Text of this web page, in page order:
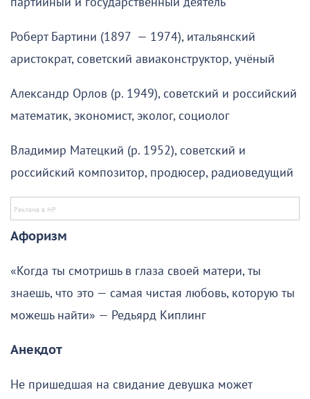
Роберт Бартини (1897 — 1974), итальянский
аристократ, советский авиаконструктор, учёный
Александр Орлов (р. 1949), советский и российский
математик, экономист, эколог, социолог
Владимир Матецкий (р. 1952), советский и
российский композитор, продюсер, радиоведущий
Афоризм
«Когда ты смотришь в глаза своей матери, ты
знаешь, что это — самая чистая любовь, которую ты
можешь найти» — Редьярд Киплинг
Анекдот
Не пришедшая на свидание девушка может